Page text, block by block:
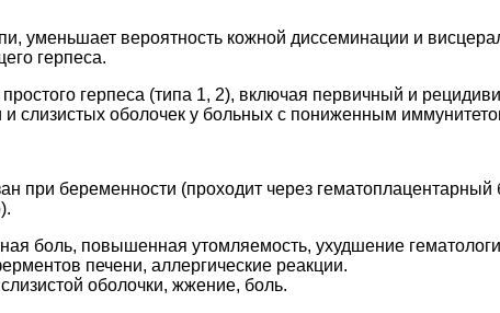
уменьшает вероятность кожной диссеминации и
герпеса.
герпеса (типа 1, 2), включая первичный и
слизистых оболочек у больных с пониженным
при беременности (проходит через
боль, повышенная утомляемость, ухудшение
печени, аллергические реакции.
оболочки, жжение, боль.